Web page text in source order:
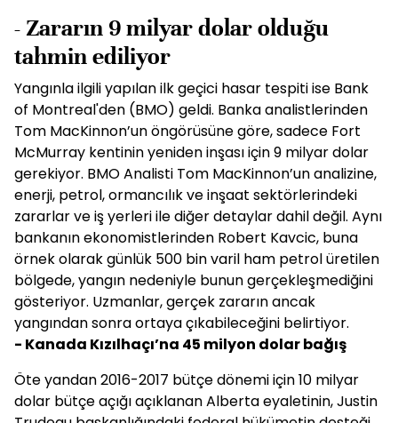
- Zararın 9 milyar dolar olduğu
tahmin ediliyor
Yangınla ilgili yapılan ilk geçici hasar tespiti ise Bank
of Montreal'den (BMO) geldi. Banka analistlerinden
Tom MacKinnon’un öngörüsüne göre, sadece Fort
McMurray kentinin yeniden inşası için 9 milyar dolar
gerekiyor. BMO Analisti Tom MacKinnon’un analizine,
enerji, petrol, ormancılık ve inşaat sektörlerindeki
zararlar ve iş yerleri ile diğer detaylar dahil değil. Aynı
bankanın ekonomistlerinden Robert Kavcic, buna
örnek olarak günlük 500 bin varil ham petrol üretilen
bölgede, yangın nedeniyle bunun gerçekleşmediğini
gösteriyor. Uzmanlar, gerçek zararın ancak
yangından sonra ortaya çıkabileceğini belirtiyor.
- Kanada Kızılhaçı’na 45 milyon dolar bağış
Öte yandan 2016-2017 bütçe dönemi için 10 milyar
dolar bütçe açığı açıklanan Alberta eyaletinin, Justin